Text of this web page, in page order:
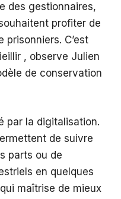
des gestionnaires,
profiter de
prisonniers. C’est
, observe Julien
de conservation
par la digitalisation.
de suivre
parts ou de
en quelques
maîtrise de mieux